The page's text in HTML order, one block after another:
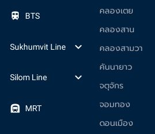
BTS
Sukhumvit Line
Silom Line
MRT
คลองเตย
คลองสาน
คลองสามวา
คันนายาว
จตุจักร
จอมทอง
ดอนเมือง